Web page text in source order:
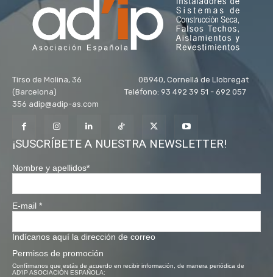
Tirso de Molina, 36 08940, Cornellá de Llobregat
(Barcelona) Teléfono: 93 492 39 51 - 692 057
356 adip@adip-as.com
¡SUSCRÍBETE A NUESTRA NEWSLETTER!
Nombre y apellidos*
E-mail *
Indícanos aquí la dirección de correo
Permisos de promoción
Confírmanos que estás de acuerdo en recibir información, de manera periódica de
AD'IP ASOCIACIÓN ESPAÑOLA: